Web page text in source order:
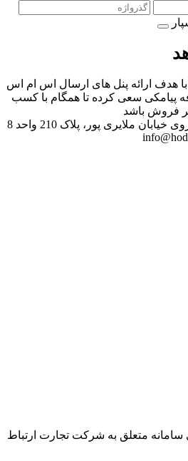
هدف ارائه پنل های ارسال اس ام اس
پیامکی سعی کرده تا همگام با کسب
فروش باشد
ملایری پور، پلاک 210 واحد 8
متعلق به شرکت تجارت ارتباط